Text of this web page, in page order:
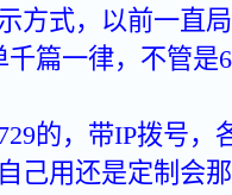
方式，以前一直
篇一律，不管是
的，带IP拨号，
己用还是定制会